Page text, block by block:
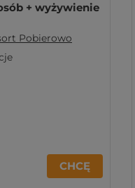
+ wyżywienie
Pobierowo
CHCĘ